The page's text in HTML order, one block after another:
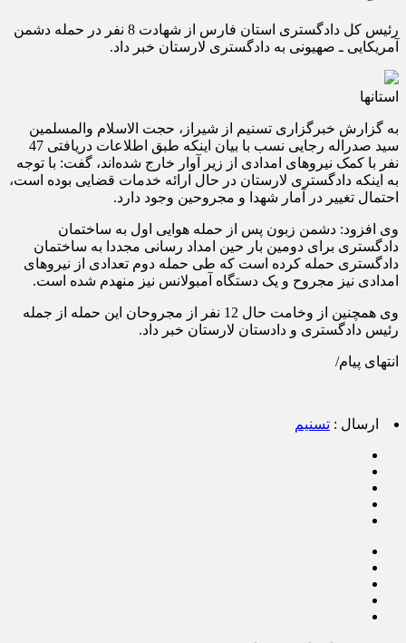
رئیس کل دادگستری استان فارس از شهادت 8 نفر در حمله دشمن
آمریکایی ـ صهیونی‌ به دادگستری لارستان خبر داد.
استانها
به گزارش خبرگزاری تسنیم از شیراز، حجت الاسلام والمسلمین
سید صدراله رجایی نسب با بیان اینکه طبق اطلاعات دریافتی 47
نفر با کمک نیرو‌های امدادی از زیر آوار خارج شده‌اند، گفت: با توجه
به اینکه دادگستری لارستان در حال ارائه خدمات قضایی بوده است،
احتمال تغییر در آمار شهدا و مجروحین وجود دارد.
وی افزود: دشمن زبون پس از حمله هوایی اول به ساختمان
دادگستری برای دومین بار حین امداد رسانی مجددا به ساختمان
دادگستری حمله کرده است که طی حمله دوم تعدادی از نیرو‌های
امدادی نیز مجروح و یک دستگاه آمبولانس نیز منهدم شده است.
وی همچنین از وخامت حال 12 نفر از مجروحان این حمله از جمله
رئیس دادگستری و دادستان لارستان خبر داد.
انتهای پیام/
ارسال : تسنیم